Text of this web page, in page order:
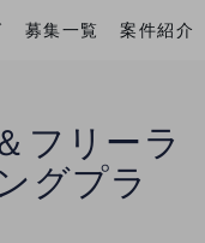
案件紹介
募集一覧
フリーラ
グプラ